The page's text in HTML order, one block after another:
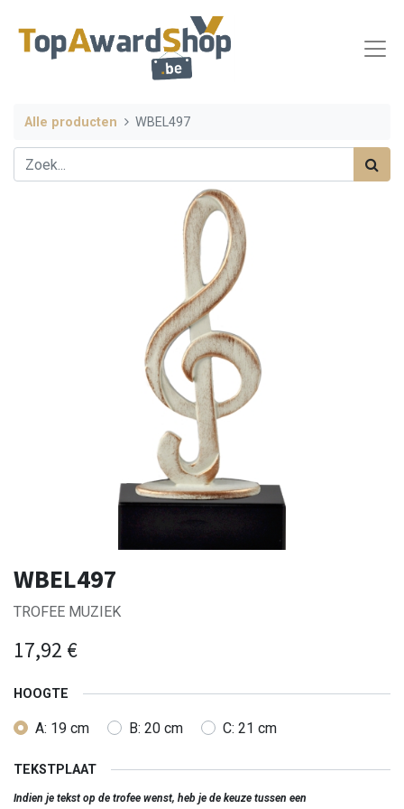
Alle producten WBEL497
WBEL497
TROFEE MUZIEK
17,92 €
HOOGTE
A: 19 cm B: 20 cm C: 21 cm
TEKSTPLAAT
Indien je tekst op de trofee wenst, heb je de keuze tussen een